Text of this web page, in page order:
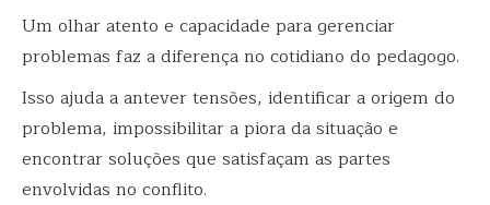
Um olhar atento e capacidade para gerenciar
problemas faz a diferença no cotidiano do pedagogo.
Isso ajuda a antever tensões, identificar a origem do
problema, impossibilitar a piora da situação e
encontrar soluções que satisfaçam as partes
envolvidas no conflito.